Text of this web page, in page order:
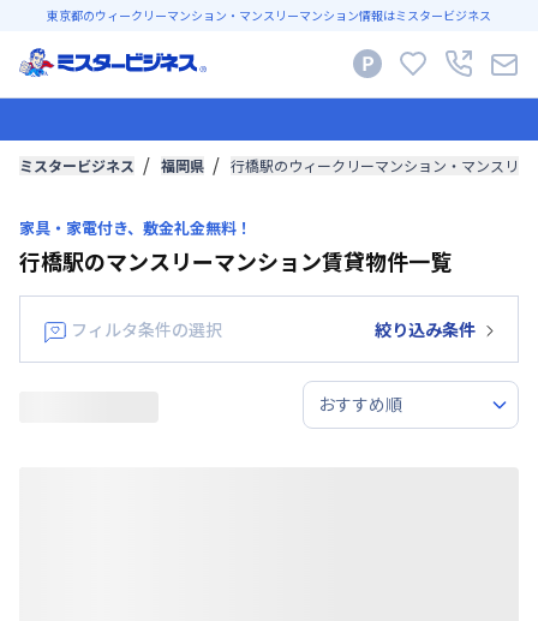
東京都のウィークリーマンション・マンスリーマンション情報はミスタービジネス
ミスタービジネス 福岡県 行橋駅のウィークリーマンション・マンスリ
家具・家電付き、敷金礼金無料！
行橋駅のマンスリーマンション賃貸物件一覧
フィルタ条件の選択 絞り込み条件